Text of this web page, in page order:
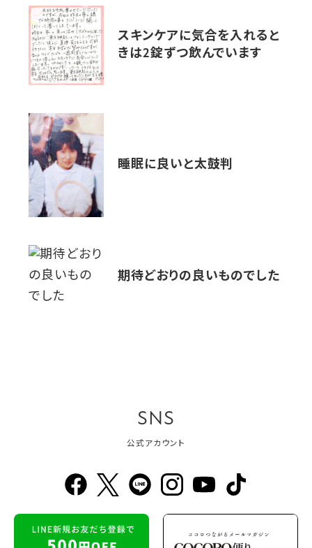
スキンケアに気合を入れると
きは2錠ずつ飲んでいます
睡眠に良いと太鼓判
期待どおりの良いものでした
SNS
公式アカウント